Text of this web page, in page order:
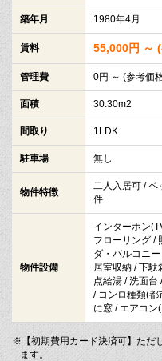
築年月 1980年4月
賃料 55,000円 ～
管理費 0円 ～ (参考価
面積 30.30m2
間取り 1LDK
駐車場 無し
物件特徴
二人入居可 / ペ
件
物件設備
インターホン
フローリング /
ダ・バルコニ
居室収納 / 下
点給湯 / 洗面
/ コンロ種類(都
に窓 / エアコン
※【初期費用カード決済可】ただ
ます。